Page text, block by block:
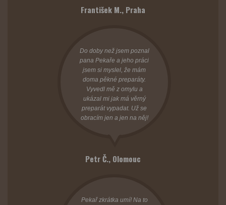
František M., Praha
Do doby než jsem poznal
pana Pekaře a jeho práci
jsem si myslel, že mám
doma pěkné preparáty.
Vyvedl mě z omylu a
ukázal mi jak má věrný
preparát vypadat. Už se
obracím jen a jen na něj!
Petr Č., Olomouc
Pekař zkrátka umí! Na to